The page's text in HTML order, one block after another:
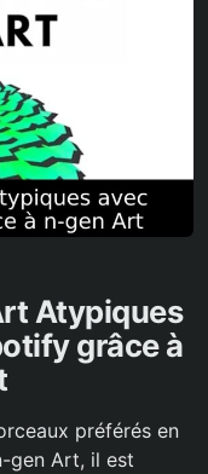
Atypiques
grâce à
préférés en
gen Art, il est